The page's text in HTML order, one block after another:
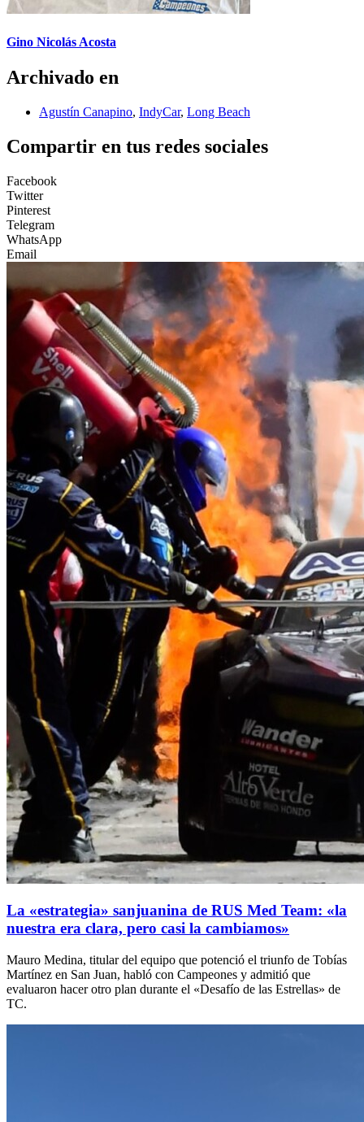
Gino Nicolás Acosta
Archivado en
Agustín Canapino, IndyCar, Long Beach
Compartir en tus redes sociales
Facebook
Twitter
Pinterest
Telegram
WhatsApp
Email
La «estrategia» sanjuanina de RUS Med Team: «la
nuestra era clara, pero casi la cambiamos»
Mauro Medina, titular del equipo que potenció el triunfo de Tobías
Martínez en San Juan, habló con Campeones y admitió que
evaluaron hacer otro plan durante el «Desafío de las Estrellas» de
TC.